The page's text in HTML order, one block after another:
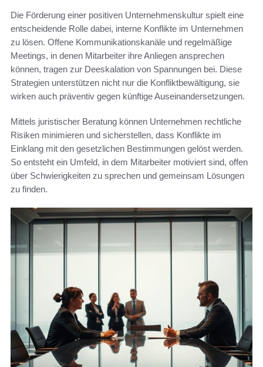
Die Förderung einer positiven Unternehmenskultur spielt eine
entscheidende Rolle dabei, interne Konflikte im Unternehmen
zu lösen. Offene Kommunikationskanäle und regelmäßige
Meetings, in denen Mitarbeiter ihre Anliegen ansprechen
können, tragen zur Deeskalation von Spannungen bei. Diese
Strategien unterstützen nicht nur die Konfliktbewältigung, sie
wirken auch präventiv gegen künftige Auseinandersetzungen.
Mittels juristischer Beratung können Unternehmen rechtliche
Risiken minimieren und sicherstellen, dass Konflikte im
Einklang mit den gesetzlichen Bestimmungen gelöst werden.
So entsteht ein Umfeld, in dem Mitarbeiter motiviert sind, offen
über Schwierigkeiten zu sprechen und gemeinsam Lösungen
zu finden.